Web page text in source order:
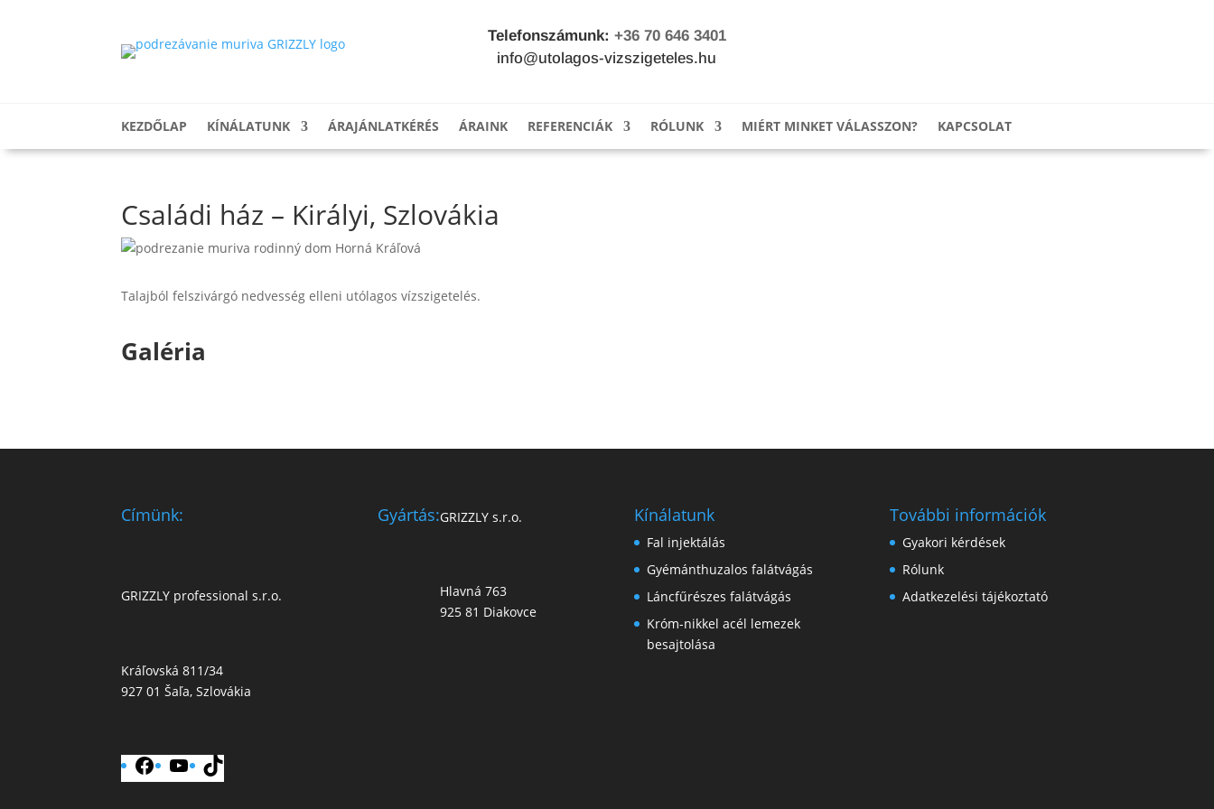
Telefonszámunk: +36 70 646 3401
info@utolagos-vizszigeteles.hu
KEZDŐLAP KÍNÁLATUNK ÁRAJÁNLATKÉRÉS ÁRAINK REFERENCIÁK RÓLUNK MIÉRT MINKET VÁLASSZON? KAPCSOLAT
Családi ház – Királyi, Szlovákia
Talajból felszivárgó nedvesség elleni utólagos vízszigetelés.
Galéria
Címünk:
GRIZZLY professional s.r.o.
Kráľovská 811/34
927 01 Šaľa, Szlovákia
FacebookYouTube
Gyártás:GRIZZLY s.r.o.
Hlavná 763
925 81 Diakovce
Kínálatunk
Fal injektálás
Gyémánthuzalos falátvágás
Láncfűrészes falátvágás
Króm-nikkel acél lemezek
besajtolása
További információk
Gyakori kérdések
Rólunk
Adatkezelési tájékoztató